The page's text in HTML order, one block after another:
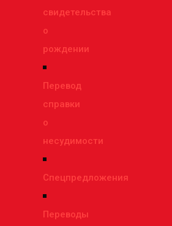
свидетельства
о
рождении
Перевод
справки
о
несудимости
Спецпредложения
Переводы